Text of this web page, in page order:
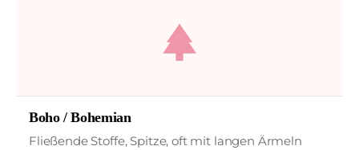
park
Boho / Bohemian
Fließende Stoffe, Spitze, oft mit langen Ärmeln